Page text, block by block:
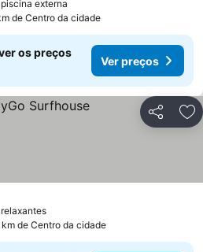
externa
de Centro da cidade
os preços
Ver preços
Partilhar
Ver preços
km de Centro da cidade